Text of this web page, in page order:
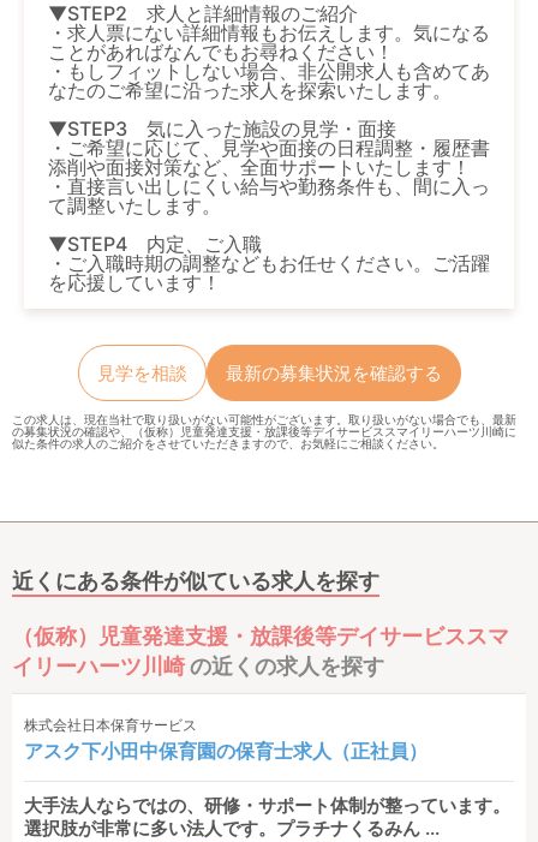
▼STEP2 求人と詳細情報のご紹介
・求人票にない詳細情報もお伝えします。気になる
ことがあればなんでもお尋ねください！
・もしフィットしない場合、非公開求人も含めてあ
なたのご希望に沿った求人を探索いたします。
▼STEP3 気に入った施設の見学・面接
・ご希望に応じて、見学や面接の日程調整・履歴書
添削や面接対策など、全面サポートいたします！
・直接言い出しにくい給与や勤務条件も、間に入っ
て調整いたします。
▼STEP4 内定、ご入職
・ご入職時期の調整などもお任せください。ご活躍
を応援しています！
見学を相談 最新の募集状況を確認する
この求人は、現在当社で取り扱いがない可能性がございます。取り扱いがない場合でも、最新
の募集状況の確認や、（仮称）児童発達支援・放課後等デイサービススマイリーハーツ川崎に
似た条件の求人のご紹介をさせていただきますので、お気軽にご相談ください。
近くにある条件が似ている求人を探す
（仮称）児童発達支援・放課後等デイサービススマ
イリーハーツ川崎の近くの求人を探す
株式会社日本保育サービス
アスク下小田中保育園の保育士求人（正社員）
大手法人ならではの、研修・サポート体制が整っています。
選択肢が非常に多い法人です。プラチナくるみん ...